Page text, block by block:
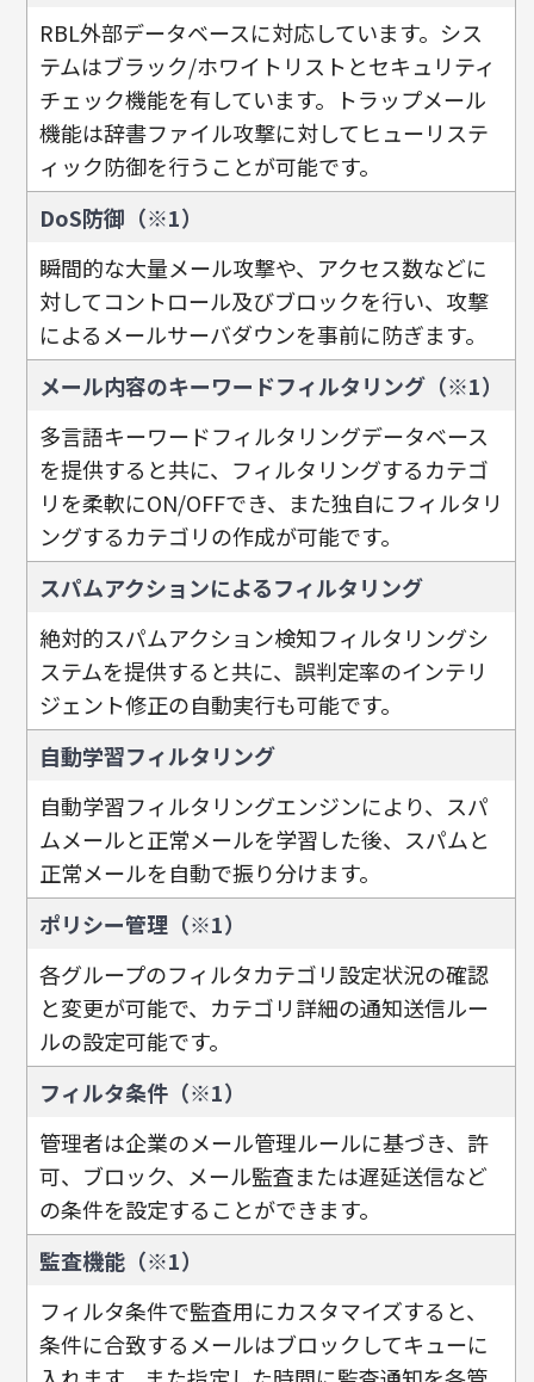
RBL外部データベースに対応しています。シス
テムはブラック/ホワイトリストとセキュリティ
チェック機能を有しています。トラップメール
機能は辞書ファイル攻撃に対してヒューリステ
ィック防御を行うことが可能です。
DoS防御（※1）
瞬間的な大量メール攻撃や、アクセス数などに
対してコントロール及びブロックを行い、攻撃
によるメールサーバダウンを事前に防ぎます。
メール内容のキーワードフィルタリング（※1）
多言語キーワードフィルタリングデータベース
を提供すると共に、フィルタリングするカテゴ
リを柔軟にON/OFFでき、また独自にフィルタリ
ングするカテゴリの作成が可能です。
スパムアクションによるフィルタリング
絶対的スパムアクション検知フィルタリングシ
ステムを提供すると共に、誤判定率のインテリ
ジェント修正の自動実行も可能です。
自動学習フィルタリング
自動学習フィルタリングエンジンにより、スパ
ムメールと正常メールを学習した後、スパムと
正常メールを自動で振り分けます。
ポリシー管理（※1）
各グループのフィルタカテゴリ設定状況の確認
と変更が可能で、カテゴリ詳細の通知送信ルー
ルの設定可能です。
フィルタ条件（※1）
管理者は企業のメール管理ルールに基づき、許
可、ブロック、メール監査または遅延送信など
の条件を設定することができます。
監査機能（※1）
フィルタ条件で監査用にカスタマイズすると、
条件に合致するメールはブロックしてキューに